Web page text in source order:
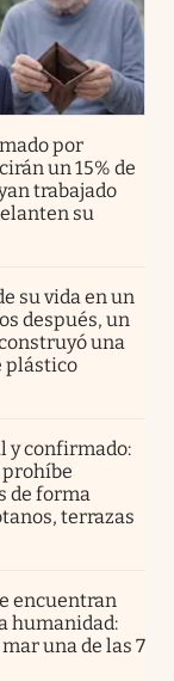
por
un 15% de
trabajado
su
su vida en un
después, un
una
plástico
y confirmado:
prohíbe
de forma
terrazas
encuentran
humanidad:
una de las 7